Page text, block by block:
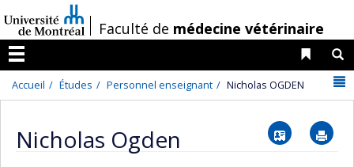
au
contenu
/Faculté de médecine vétérinaire
Menu
Liens
Accueil Études Personnel enseignant Nicholas OGDEN
Nicholas Ogden Vcard